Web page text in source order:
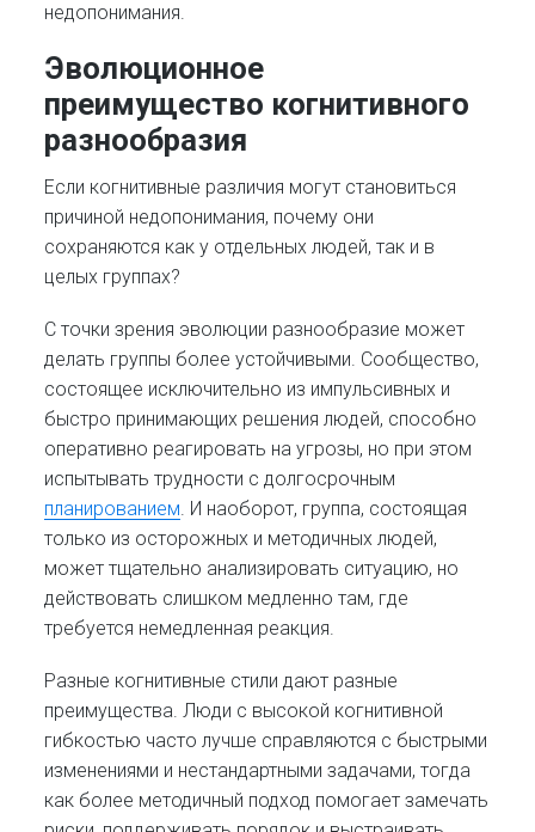
недопонимания.
Эволюционное
преимущество когнитивного
разнообразия
Если когнитивные различия могут становиться
причиной недопонимания, почему они
сохраняются как у отдельных людей, так и в
целых группах?
С точки зрения эволюции разнообразие может
делать группы более устойчивыми. Сообщество,
состоящее исключительно из импульсивных и
быстро принимающих решения людей, способно
оперативно реагировать на угрозы, но при этом
испытывать трудности с долгосрочным
планированием. И наоборот, группа, состоящая
только из осторожных и методичных людей,
может тщательно анализировать ситуацию, но
действовать слишком медленно там, где
требуется немедленная реакция.
Разные когнитивные стили дают разные
преимущества. Люди с высокой когнитивной
гибкостью часто лучше справляются с быстрыми
изменениями и нестандартными задачами, тогда
как более методичный подход помогает замечать